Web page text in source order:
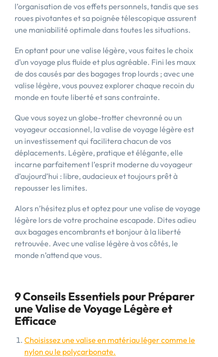
l’organisation de vos effets personnels, tandis que ses
roues pivotantes et sa poignée télescopique assurent
une maniabilité optimale dans toutes les situations.
En optant pour une valise légère, vous faites le choix
d’un voyage plus fluide et plus agréable. Fini les maux
de dos causés par des bagages trop lourds ; avec une
valise légère, vous pouvez explorer chaque recoin du
monde en toute liberté et sans contrainte.
Que vous soyez un globe-trotter chevronné ou un
voyageur occasionnel, la valise de voyage légère est
un investissement qui facilitera chacun de vos
déplacements. Légère, pratique et élégante, elle
incarne parfaitement l’esprit moderne du voyageur
d’aujourd’hui : libre, audacieux et toujours prêt à
repousser les limites.
Alors n’hésitez plus et optez pour une valise de voyage
légère lors de votre prochaine escapade. Dites adieu
aux bagages encombrants et bonjour à la liberté
retrouvée. Avec une valise légère à vos côtés, le
monde n’attend que vous.
9 Conseils Essentiels pour Préparer
une Valise de Voyage Légère et
Efficace
Choisissez une valise en matériau léger comme le
nylon ou le polycarbonate.